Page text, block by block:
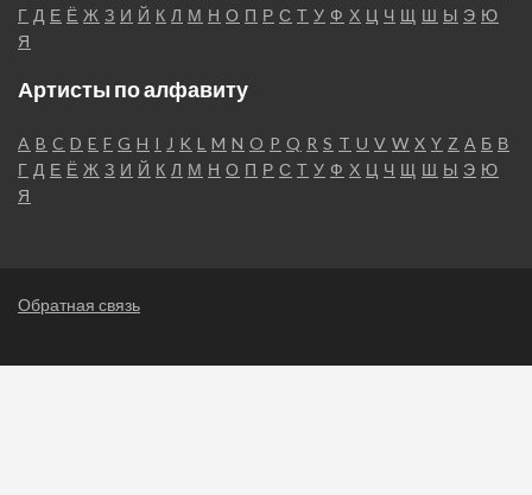
Г Д Е Ё Ж З И Й К Л М Н О П Р С Т У Ф Х Ц Ч Щ Ш Ы Э Ю
Я
Артисты по алфавиту
A B C D E F G H I J K L M N O P Q R S T U V W X Y Z А Б В
Г Д Е Ё Ж З И Й К Л М Н О П Р С Т У Ф Х Ц Ч Щ Ш Ы Э Ю
Я
Обратная связь